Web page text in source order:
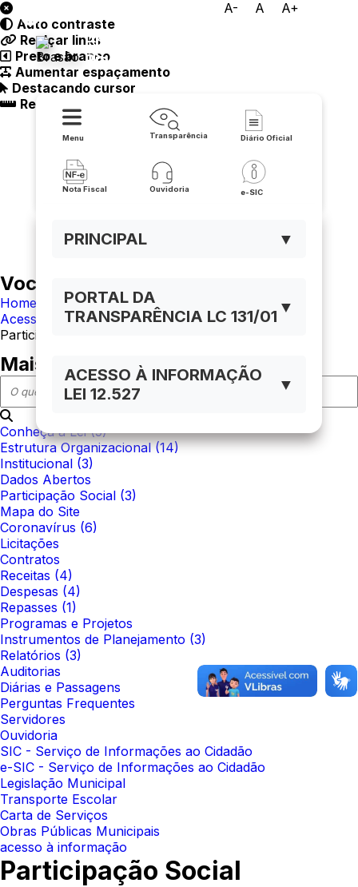
A- A A+
Prefeitura Municipal de
Riacho de Santana
Menu Transparência Diário Oficial
Nota Fiscal Ouvidoria e-SIC
PRINCIPAL ▼
PORTAL DA
TRANSPARÊNCIA LC 131/01 ▼
ACESSO À INFORMAÇÃO
LEI 12.527
▼
Auto contraste
Realçar links
Preto e branco
Aumentar espaçamento
Destacando cursor
Regua guia
Você está navegando em:
Home
Acesso à Informação
Participação Social
Mais em acesso à informação
Conheça a Lei(5)
Estrutura Organizacional(14)
Institucional (3)
Dados Abertos
Participação Social (3)
Mapa do Site
Coronavírus (6)
Licitações
Contratos
Receitas (4)
Despesas (4)
Repasses (1)
Programas e Projetos
Instrumentos de Planejamento (3)
Relatórios (3)
Auditorias
Diárias e Passagens
Perguntas Frequentes
Servidores
Ouvidoria
SIC - Serviço de Informações ao Cidadão
e-SIC - Serviço de Informações ao Cidadão
Legislação Municipal
Transporte Escolar
Carta de Serviços
Obras Públicas Municipais
acesso à informação
Participação Social